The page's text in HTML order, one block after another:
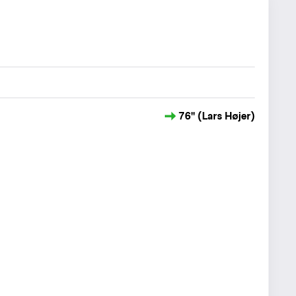
76" (Lars Højer)